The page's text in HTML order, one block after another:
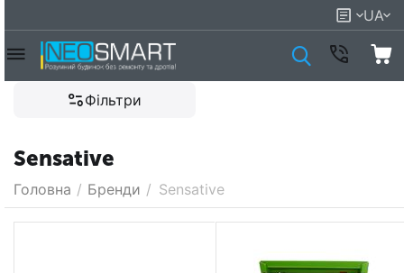
UA
Фільтри
Sensative
Головна / Бренди / Sensative